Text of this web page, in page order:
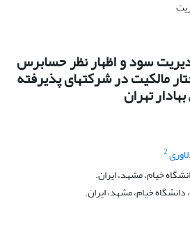
سود و اظهار نظر حسابرس
مالکیت در شرکتهای پذیرفته
تهران
2
خیام، مشهد، ایران.
خیام، مشهد، ایران.